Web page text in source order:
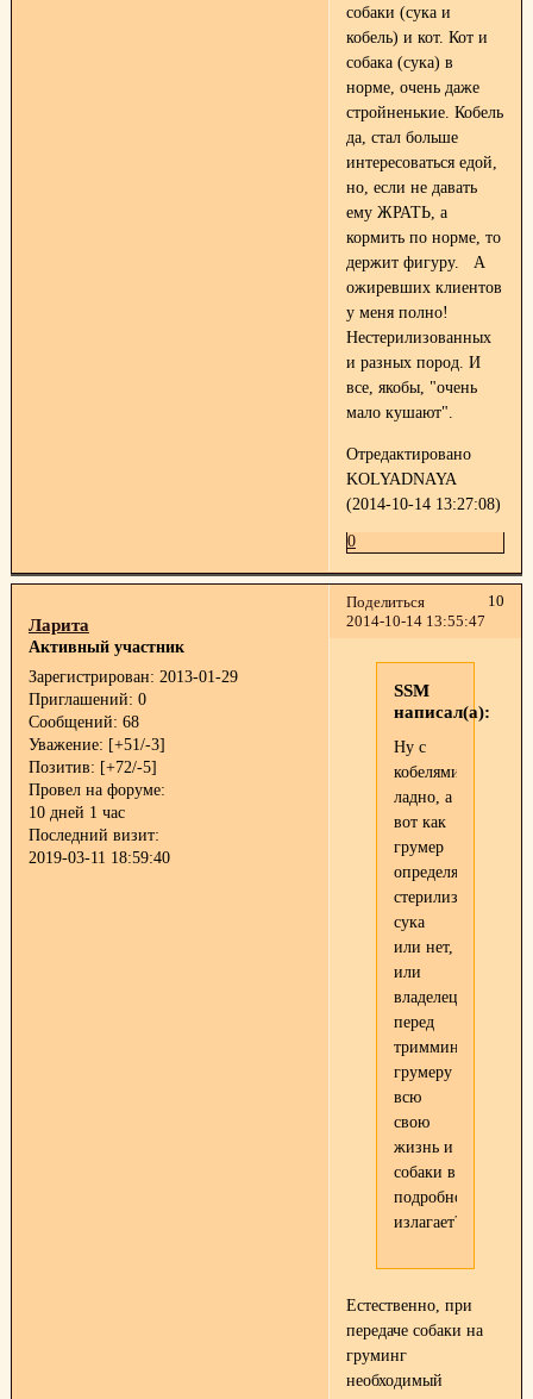
собаки (сука и
кобель) и кот. Кот и
собака (сука) в
норме, очень даже
стройненькие. Кобель
да, стал больше
интересоваться едой,
но, если не давать
ему ЖРАТЬ, а
кормить по норме, то
держит фигуру.
А
ожиревших клиентов
у меня полно!
Нестерилизованных
и разных пород. И
все, якобы, "очень
мало кушают".
Отредактировано
KOLYADNAYA
(2014-10-14 13:27:08)
0
Поделиться
10
2014-10-14 13:55:47
Ларита
Активный участник
Зарегистрирован: 2013-01-29
Приглашений: 0
Сообщений: 68
Уважение: [+51/-3]
Позитив: [+72/-5]
Провел на форуме:
10 дней 1 час
Последний визит:
2019-03-11 18:59:40
SSM
написал(а):
Ну с
кобелями
ладно, а
вот как
грумер
определяет
стерилизована
сука
или нет,
или
владелец
перед
триммингом
грумеру
всю
свою
жизнь и
собаки в
подробностях
излагает?
Естественно, при
передаче собаки на
груминг
необходимый